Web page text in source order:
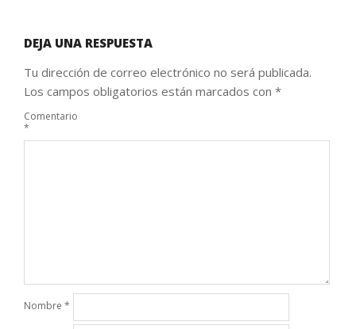
DEJA UNA RESPUESTA
Tu dirección de correo electrónico no será publicada.
Los campos obligatorios están marcados con *
Comentario
*
Nombre *